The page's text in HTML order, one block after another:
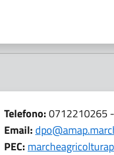
Telefono:0712210265
Email:
PEC: